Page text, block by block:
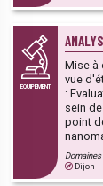
EQUIPEMENT
Mise à
vue
: Evaluation de la toxicité de molécules et nanoparticules au
sein de
point
additifs Evaluation du stress oxydant et de l'inflammation
Domaines
Dijon